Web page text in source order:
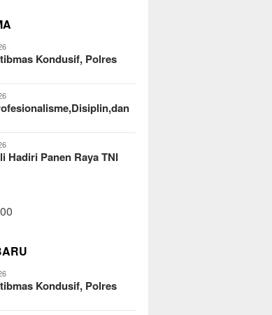
Kondusif, Polres
Hadiri Panen Raya TNI
Kondusif, Polres